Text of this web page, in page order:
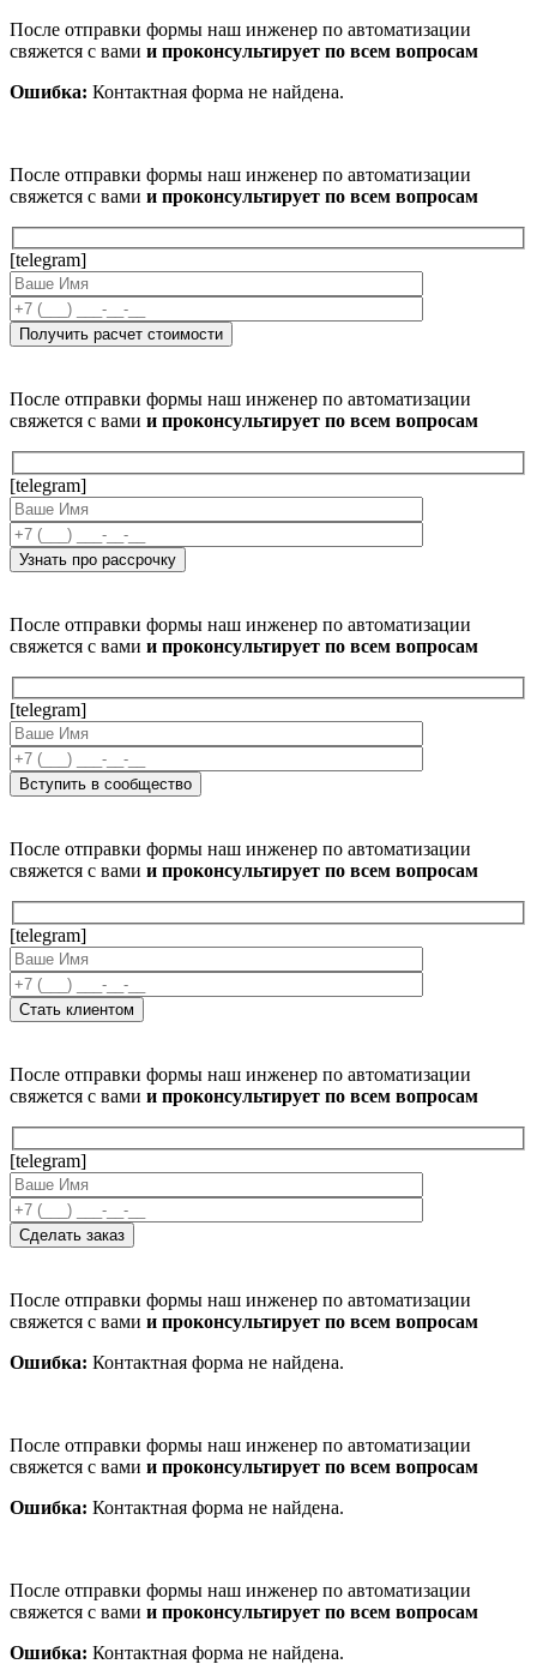
После отправки формы наш инженер по автоматизации
свяжется с вами и проконсультирует по всем вопросам
Ошибка: Контактная форма не найдена.
После отправки формы наш инженер по автоматизации
свяжется с вами и проконсультирует по всем вопросам
[telegram]
После отправки формы наш инженер по автоматизации
свяжется с вами и проконсультирует по всем вопросам
[telegram]
После отправки формы наш инженер по автоматизации
свяжется с вами и проконсультирует по всем вопросам
[telegram]
После отправки формы наш инженер по автоматизации
свяжется с вами и проконсультирует по всем вопросам
[telegram]
После отправки формы наш инженер по автоматизации
свяжется с вами и проконсультирует по всем вопросам
[telegram]
После отправки формы наш инженер по автоматизации
свяжется с вами и проконсультирует по всем вопросам
Ошибка: Контактная форма не найдена.
После отправки формы наш инженер по автоматизации
свяжется с вами и проконсультирует по всем вопросам
Ошибка: Контактная форма не найдена.
После отправки формы наш инженер по автоматизации
свяжется с вами и проконсультирует по всем вопросам
Ошибка: Контактная форма не найдена.